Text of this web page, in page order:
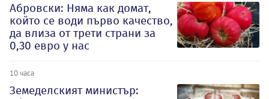
Абровски: Няма как домат,
който се води първо качество,
да влиза от трети страни за
0,30 евро у нас
10 часа
Земеделският министър: